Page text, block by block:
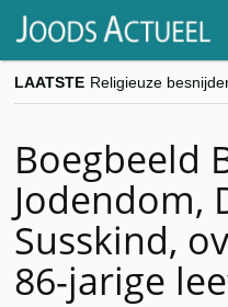
LAATSTE
Boegbeeld
Jodendom,
Susskind,
86-jarige